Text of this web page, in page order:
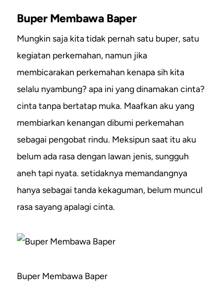
Buper Membawa Baper
Mungkin saja kita tidak pernah satu buper, satu
kegiatan perkemahan, namun jika
membicarakan perkemahan kenapa sih kita
selalu nyambung? apa ini yang dinamakan cinta?
cinta tanpa bertatap muka. Maafkan aku yang
membiarkan kenangan dibumi perkemahan
sebagai pengobat rindu. Meksipun saat itu aku
belum ada rasa dengan lawan jenis, sungguh
aneh tapi nyata. setidaknya memandangnya
hanya sebagai tanda kekaguman, belum muncul
rasa sayang apalagi cinta.
Buper Membawa Baper